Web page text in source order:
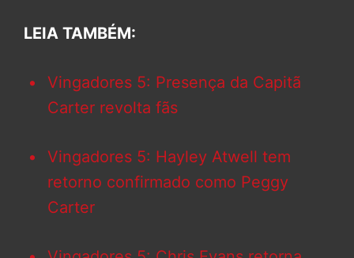
LEIA TAMBÉM:
Vingadores 5: Presença da Capitã
Carter revolta fãs
Vingadores 5: Hayley Atwell tem
retorno confirmado como Peggy
Carter